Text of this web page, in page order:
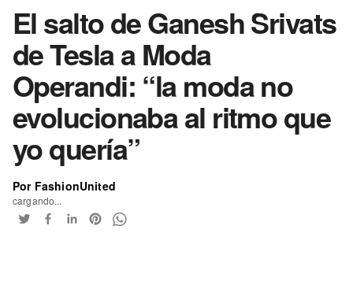
El salto de Ganesh Srivats
de Tesla a Moda
Operandi: “la moda no
evolucionaba al ritmo que
yo quería”
Por FashionUnited
cargando...